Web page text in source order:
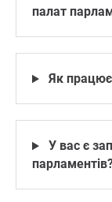
палат
Як працює
У вас є